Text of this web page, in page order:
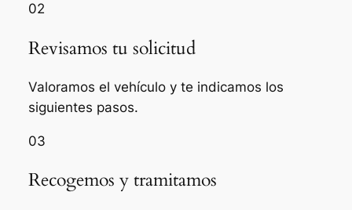
02
Revisamos tu solicitud
Valoramos el vehículo y te indicamos los
siguientes pasos.
03
Recogemos y tramitamos